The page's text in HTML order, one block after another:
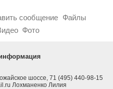
сообщение Файлы
Фото
шоссе, 71 (495) 440-98-15
Лохманенко Лилия